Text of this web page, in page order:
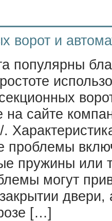
ворот и
популярны
на сайте
проблемы
пружины или
могут
двери,
[…]